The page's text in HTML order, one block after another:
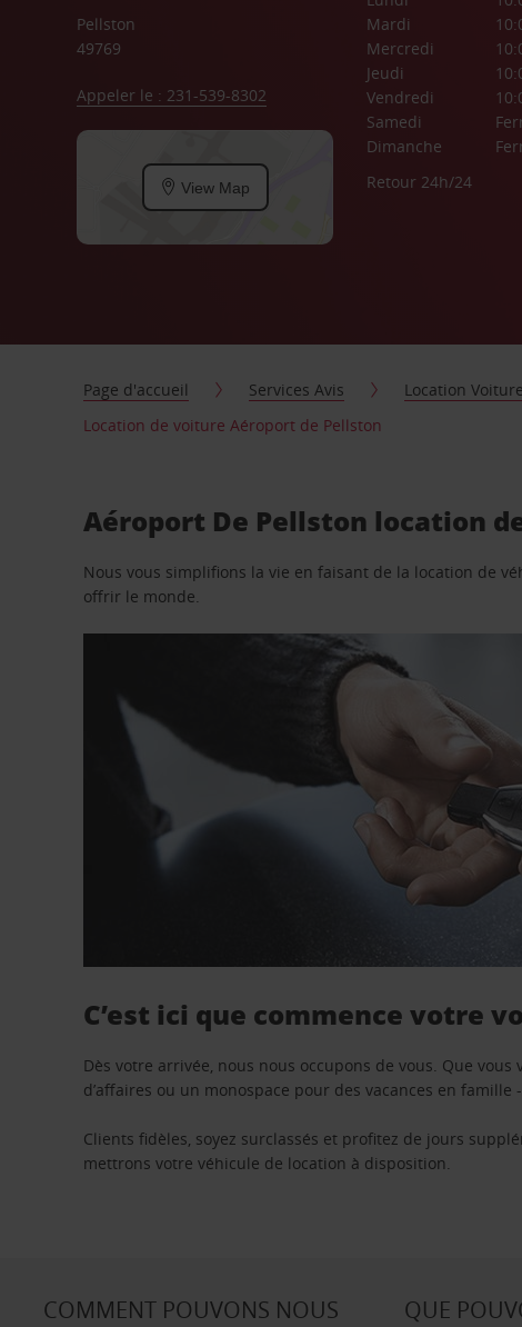
Pellston
49769
Appeler le : 231-539-8302
View Map
Mardi
Mercredi
Jeudi
Vendredi
Samedi
Dimanche
Retour 24h/24
Page d'accueil Services Avis Location Voiture
Location de voiture Aéroport de Pellston
Aéroport De Pellston location
Nous vous simplifions la vie en faisant de la location de
offrir le monde.
C’est ici que commence votre
Dès votre arrivée, nous nous occupons de vous. Que
d’affaires ou un monospace pour des vacances en
Clients fidèles, soyez surclassés et profitez de jours
mettrons votre véhicule de location à disposition.
COMMENT POUVONS NOUS
QUE